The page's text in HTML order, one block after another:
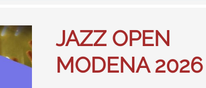
JAZZ OPEN
MODENA 2026